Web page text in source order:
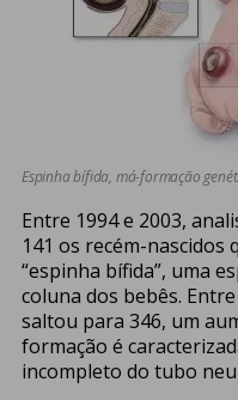
Espinha bífida, má-formação
Entre 1994 e 2003,
141 os recém-nascidos
“espinha bífida”, uma
coluna dos bebês.
saltou para 346, um
formação é
incompleto do tubo